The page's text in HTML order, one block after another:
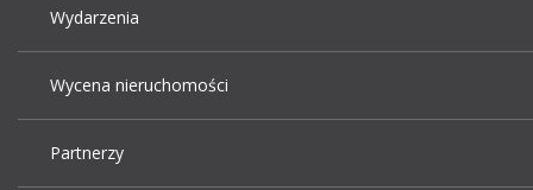
Wydarzenia
Wycena nieruchomości
Partnerzy